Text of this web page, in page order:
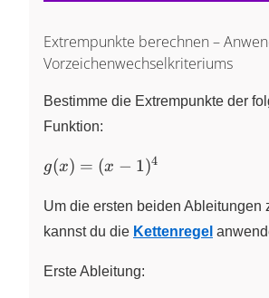
Extrempunkte berechnen –
Vorzeichenwechselkriteriums
Bestimme die Extrempunkte der
Funktion:
g(x) =
1)^{4}
g(x) = (x − 1)4
Um die ersten beiden Ableitungen
kannst du die Kettenregel
Erste Ableitung: